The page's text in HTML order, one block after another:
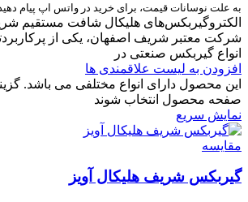
به علت نوسانات قیمت، برای خرید در واتس اپ پیام دهید.
الکتروگیربکس‌های هلیکال شافت مستقیم
شرکت معتبر شریف اصفهان، یکی از
انواع گیربکس صنعتی در
افزودن به لیست علاقمندی ها
این محصول دارای انواع مختلفی می باشد.
صفحه محصول انتخاب شوند
نمایش سریع
مقایسه
گیربکس شریف هلیکال آویز